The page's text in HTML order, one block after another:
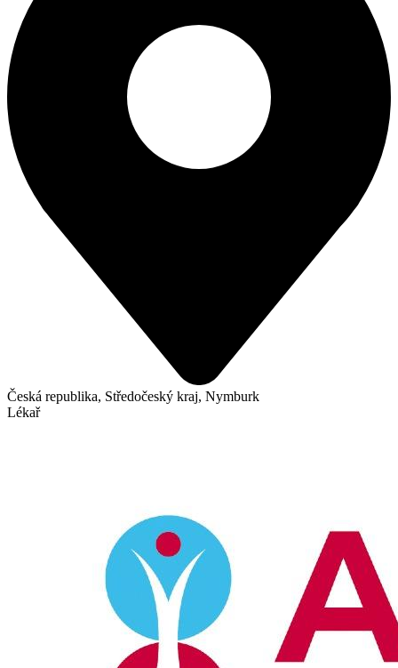
Česká republika, Středočeský kraj, Nymburk
Lékař